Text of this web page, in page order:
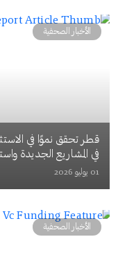
الأخبار الصحفية
في المشاريع الجديدة واستثمارات
01 يوليو 2026
الأخبار الصحفية